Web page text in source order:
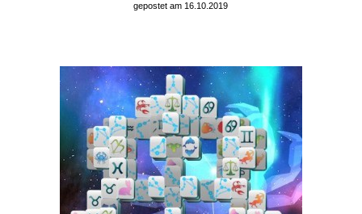
gepostet am 16.10.2019